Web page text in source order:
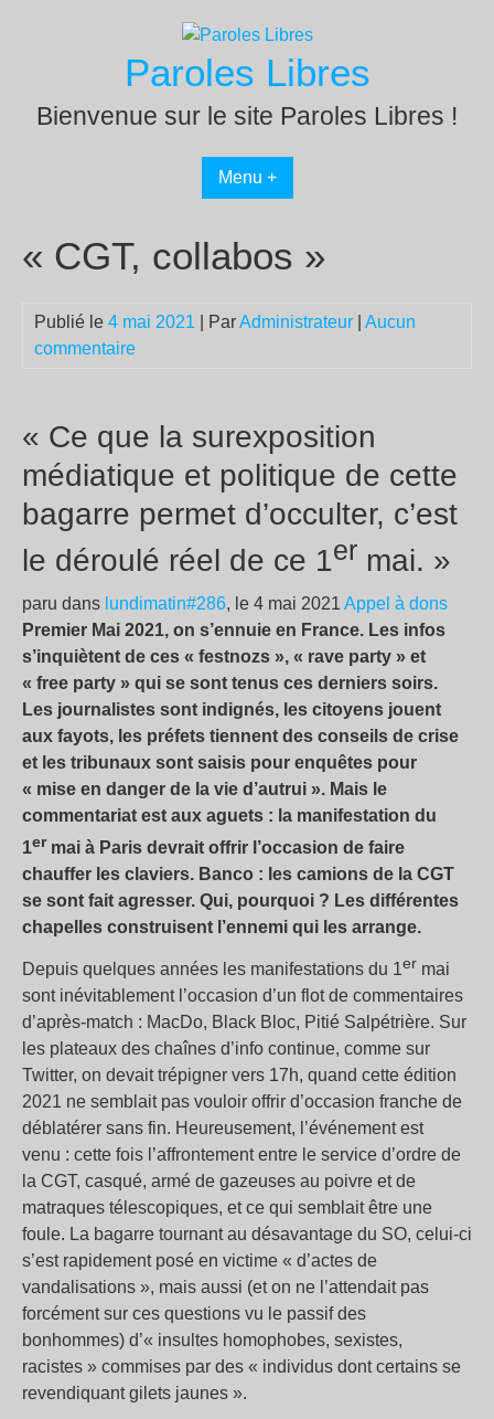
Paroles Libres
Bienvenue sur le site Paroles Libres !
Menu +
« CGT, collabos »
Publié le 4 mai 2021 | ParAdministrateur
Aucun
commentaire
« Ce que la surexposition
médiatique et politique de cette
bagarre permet d’occulter, c’est
le déroulé réel de ce 1er mai. »
paru dans lundimatin#286, le 4 mai 2021 Appel à dons
Premier Mai 2021, on s’ennuie en France. Les infos
s’inquiètent de ces « festnozs », « rave party » et
« free party » qui se sont tenus ces derniers soirs.
Les journalistes sont indignés, les citoyens jouent
aux fayots, les préfets tiennent des conseils de crise
et les tribunaux sont saisis pour enquêtes pour
« mise en danger de la vie d’autrui ». Mais le
commentariat est aux aguets : la manifestation du
1ermai à Paris devrait offrir l’occasion de faire
chauffer les claviers. Banco : les camions de la CGT
se sont fait agresser. Qui, pourquoi ? Les différentes
chapelles construisent l’ennemi qui les arrange.
Depuis quelques années les manifestations du 1er mai
sont inévitablement l’occasion d’un flot de commentaires
d’après-match : MacDo, Black Bloc, Pitié Salpétrière. Sur
les plateaux des chaînes d’info continue, comme sur
Twitter, on devait trépigner vers 17h, quand cette édition
2021 ne semblait pas vouloir offrir d’occasion franche de
déblatérer sans fin. Heureusement, l’événement est
venu : cette fois l’affrontement entre le service d’ordre de
la CGT, casqué, armé de gazeuses au poivre et de
matraques télescopiques, et ce qui semblait être une
foule. La bagarre tournant au désavantage du SO, celui-ci
s’est rapidement posé en victime « d’actes de
vandalisations », mais aussi (et on ne l’attendait pas
forcément sur ces questions vu le passif des
bonhommes) d’« insultes homophobes, sexistes,
racistes » commises par des « individus dont certains se
revendiquant gilets jaunes ».